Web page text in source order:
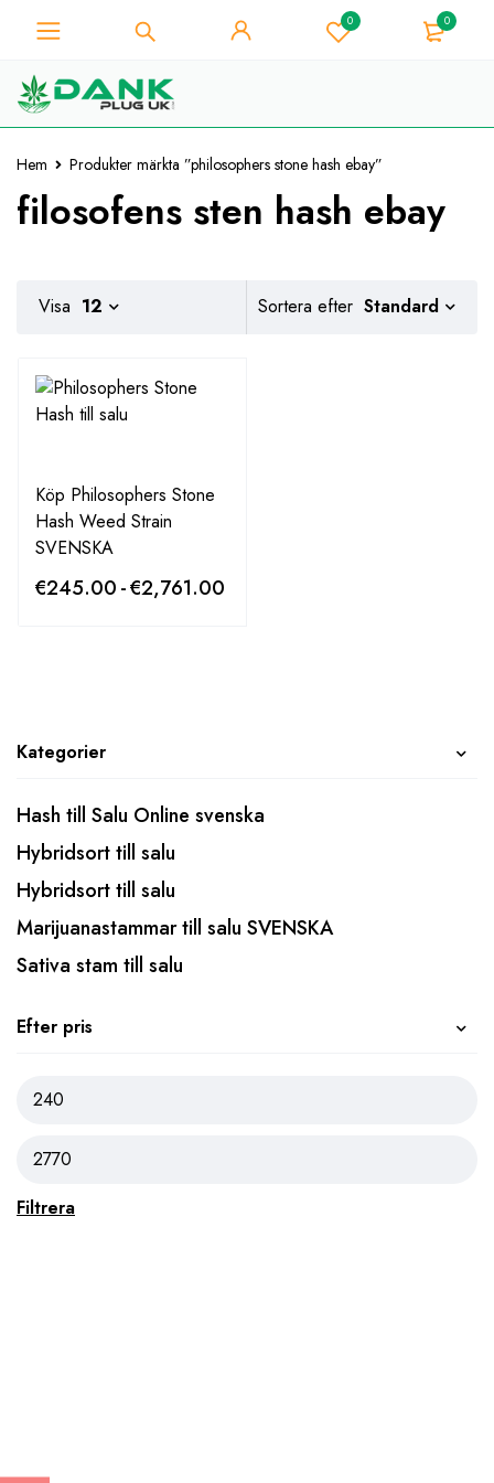
0 0
Hem Produkter märkta ”philosophers stone hash ebay”
filosofens sten hash ebay
Kategorier
Hash till Salu Online svenska
Hybridsort till salu
Hybridsort till salu
Marijuanastammar till salu SVENSKA
Sativa stam till salu
Efter pris
Filtrera
Sortera efter Standard
Visa 12
Köp Philosophers Stone
Hash Weed Strain
SVENSKA
€245.00-€2,761.00
För Weed Lover - Få 10%
omedelbar rabatt på varje
"WELCOME10"